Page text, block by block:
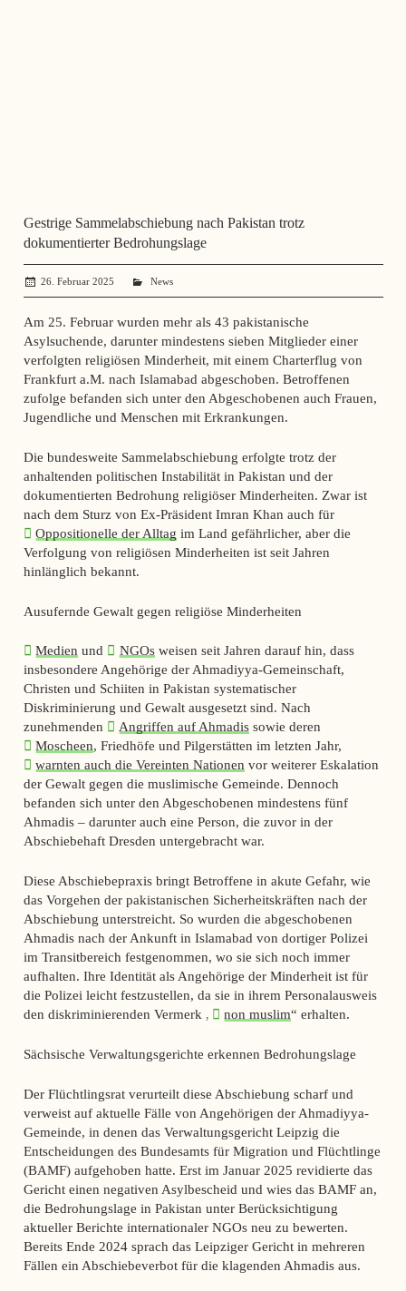
Gestrige Sammelabschiebung nach Pakistan trotz
dokumentierter Bedrohungslage
26. Februar 2025 administrator
News
Am 25. Februar wurden mehr als 43 pakistanische
Asylsuchende, darunter mindestens sieben Mitglieder einer
verfolgten religiösen Minderheit, mit einem Charterflug von
Frankfurt a.M. nach Islamabad abgeschoben. Betroffenen
zufolge befanden sich unter den Abgeschobenen auch Frauen,
Jugendliche und Menschen mit Erkrankungen.
Die bundesweite Sammelabschiebung erfolgte trotz der
anhaltenden politischen Instabilität in Pakistan und der
dokumentierten Bedrohung religiöser Minderheiten. Zwar ist
nach dem Sturz von Ex-Präsident Imran Khan auch für
Oppositionelle der Alltag im Land gefährlicher, aber die
Verfolgung von religiösen Minderheiten ist seit Jahren
hinlänglich bekannt.
Ausufernde Gewalt gegen religiöse Minderheiten
Medien und NGOsweisen seit Jahren darauf hin, dass
insbesondere Angehörige der Ahmadiyya-Gemeinschaft,
Christen und Schiiten in Pakistan systematischer
Diskriminierung und Gewalt ausgesetzt sind. Nach
zunehmenden
Angriffen auf Ahmadis sowie deren
Moscheen, Friedhöfe und Pilgerstätten im letzten Jahr,
warnten auch die Vereinten Nationen vor weiterer Eskalation
der Gewalt gegen die muslimische Gemeinde. Dennoch
befanden sich unter den Abgeschobenen mindestens fünf
Ahmadis – darunter auch eine Person, die zuvor in der
Abschiebehaft Dresden untergebracht war.
Diese Abschiebepraxis bringt Betroffene in akute Gefahr, wie
das Vorgehen der pakistanischen Sicherheitskräften nach der
Abschiebung unterstreicht. So wurden die abgeschobenen
Ahmadis nach der Ankunft in Islamabad von dortiger Polizei
im Transitbereich festgenommen, wo sie sich noch immer
aufhalten. Ihre Identität als Angehörige der Minderheit ist für
die Polizei leicht festzustellen, da sie in ihrem Personalausweis
den diskriminierenden Vermerk „
non muslim“ erhalten.
Sächsische Verwaltungsgerichte erkennen Bedrohungslage
Der Flüchtlingsrat verurteilt diese Abschiebung scharf und
verweist auf aktuelle Fälle von Angehörigen der Ahmadiyya-
Gemeinde, in denen das Verwaltungsgericht Leipzig die
Entscheidungen des Bundesamts für Migration und Flüchtlinge
(BAMF) aufgehoben hatte. Erst im Januar 2025 revidierte das
Gericht einen negativen Asylbescheid und wies das BAMF an,
die Bedrohungslage in Pakistan unter Berücksichtigung
aktueller Berichte internationaler NGOs neu zu bewerten.
Bereits Ende 2024 sprach das Leipziger Gericht in mehreren
Fällen ein Abschiebeverbot für die klagenden Ahmadis aus.